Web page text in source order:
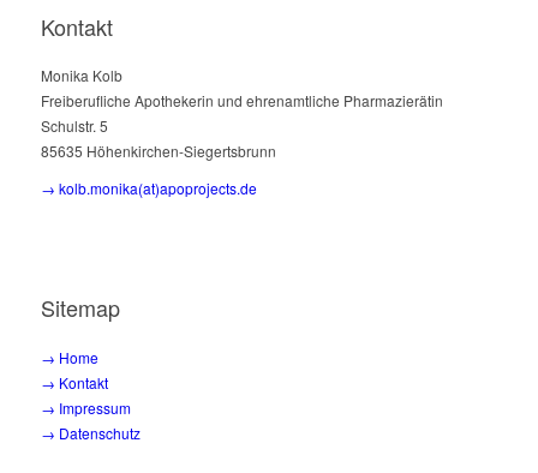
Kontakt
Monika Kolb
Freiberufliche Apothekerin und ehrenamtliche Pharmazierätin
Schulstr. 5
85635 Höhenkirchen-Siegertsbrunn
→ kolb.monika(at)apoprojects.de
Sitemap
→ Home
→ Kontakt
→ Impressum
→ Datenschutz